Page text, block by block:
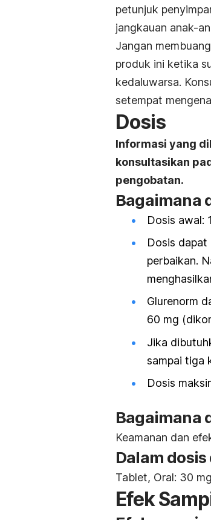
petunjuk
jangkauan anak-
Jangan
produk ini ketika
kedaluwarsa.
setempat
Dosis
Informasi yang
konsultasikan
pengobatan.
Bagaimana
Dosis awal:
Dosis
perbaikan.
Glurenorm
60 mg
Jika
sampai tiga
Dosis
Bagaimana
Keamanan dan
Dalam
Tablet, Oral: 30 mg
Efek